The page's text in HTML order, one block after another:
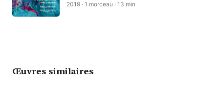
2019 · 1 morceau · 13 min
Œuvres similaires